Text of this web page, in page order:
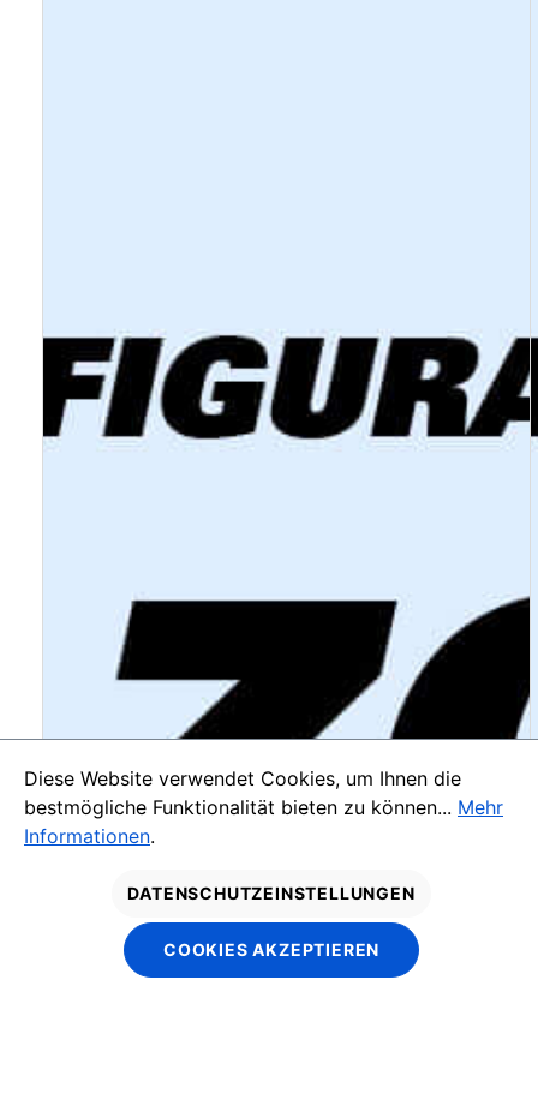
Diese Website verwendet Cookies, um Ihnen die
bestmögliche Funktionalität bieten zu können... Mehr
Informationen.
DATENSCHUTZEINSTELLUNGEN
COOKIES AKZEPTIEREN